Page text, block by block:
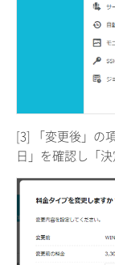
[3] 「変更後」の
日」を確認し「